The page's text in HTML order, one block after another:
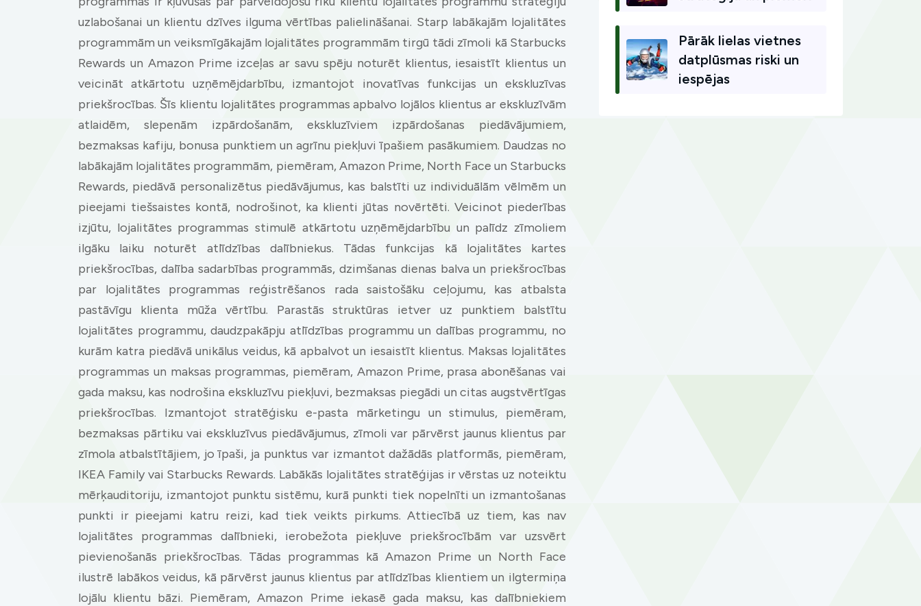
uzlabošanai un klientu dzīves ilguma vērtības palielināšanai. Starp labākajām lojalitātes
programmām un veiksmīgākajām lojalitātes programmām tirgū tādi zīmoli kā Starbucks
Rewards un Amazon Prime izceļas ar savu spēju noturēt klientus, iesaistīt klientus un
veicināt atkārtotu uzņēmējdarbību, izmantojot inovatīvas funkcijas un ekskluzīvas
priekšrocības. Šīs klientu lojalitātes programmas apbalvo lojālos klientus ar ekskluzīvām
atlaidēm, slepenām izpārdošanām, ekskluzīviem izpārdošanas piedāvājumiem,
bezmaksas kafiju, bonusa punktiem un agrīnu piekļuvi īpašiem pasākumiem. Daudzas no
labākajām lojalitātes programmām, piemēram, Amazon Prime, North Face un Starbucks
Rewards, piedāvā personalizētus piedāvājumus, kas balstīti uz individuālām vēlmēm un
pieejami tiešsaistes kontā, nodrošinot, ka klienti jūtas novērtēti. Veicinot piederības
izjūtu, lojalitātes programmas stimulē atkārtotu uzņēmējdarbību un palīdz zīmoliem
ilgāku laiku noturēt atlīdzības dalībniekus. Tādas funkcijas kā lojalitātes kartes
priekšrocības, dalība sadarbības programmās, dzimšanas dienas balva un priekšrocības
par lojalitātes programmas reģistrēšanos rada saistošāku ceļojumu, kas atbalsta
pastāvīgu klienta mūža vērtību. Parastās struktūras ietver uz punktiem balstītu
lojalitātes programmu, daudzpakāpju atlīdzības programmu un dalības programmu, no
kurām katra piedāvā unikālus veidus, kā apbalvot un iesaistīt klientus. Maksas lojalitātes
programmas un maksas programmas, piemēram, Amazon Prime, prasa abonēšanas vai
gada maksu, kas nodrošina ekskluzīvu piekļuvi, bezmaksas piegādi un citas augstvērtīgas
priekšrocības. Izmantojot stratēģisku e-pasta mārketingu un stimulus, piemēram,
bezmaksas pārtiku vai ekskluzīvus piedāvājumus, zīmoli var pārvērst jaunus klientus par
zīmola atbalstītājiem, jo īpaši, ja punktus var izmantot dažādās platformās, piemēram,
IKEA Family vai Starbucks Rewards. Labākās lojalitātes stratēģijas ir vērstas uz noteiktu
mērķauditoriju, izmantojot punktu sistēmu, kurā punkti tiek nopelnīti un izmantošanas
punkti ir pieejami katru reizi, kad tiek veikts pirkums. Attiecībā uz tiem, kas nav
lojalitātes programmas dalībnieki, ierobežota piekļuve priekšrocībām var uzsvērt
pievienošanās priekšrocības. Tādas programmas kā Amazon Prime un North Face
ilustrē labākos veidus, kā pārvērst jaunus klientus par atlīdzības klientiem un ilgtermiņa
lojālu klientu bāzi. Piemēram, Amazon Prime iekasē gada maksu, kas dalībniekiem
Pārāk lielas vietnes
datplūsmas riski un
iespējas